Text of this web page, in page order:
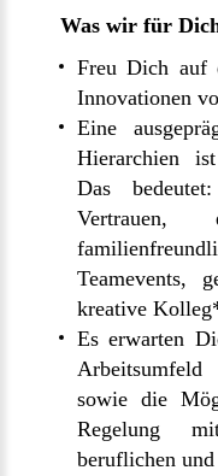
Was wir für
Freu Dich auf
Innovationen
Eine
Hierarchien
Das
Vertrauen,
Teamevents,
kreative
Es erwarten
sowie die
Regelung
beruflichen